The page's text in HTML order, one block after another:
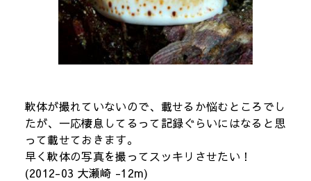
軟体が撮れていないので、載せるか悩むところでし
たが、一応棲息してるって記録ぐらいにはなると思
って載せておきます。
早く軟体の写真を撮ってスッキリさせたい！
(2012-03 大瀬崎 -12m)